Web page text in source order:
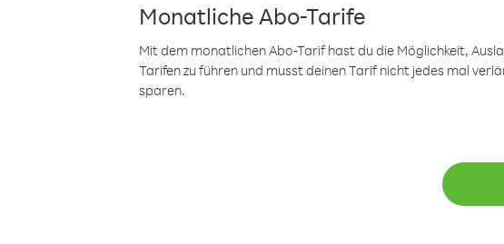
Monatliche Abo-Tarife
Mit dem monatlichen Abo-Tarif hast du die Möglichkeit,
Tarifen zu führen und musst deinen Tarif nicht jedes mal
sparen.